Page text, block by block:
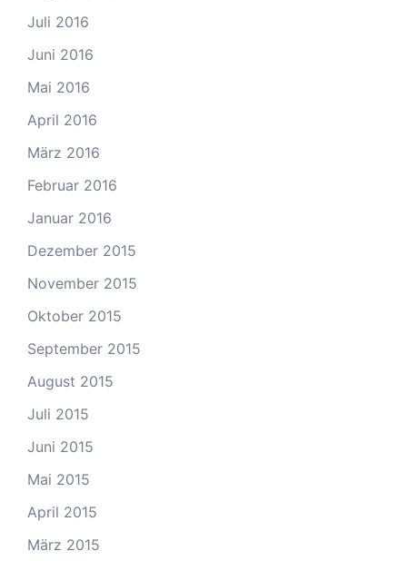
Juli 2016
Juni 2016
Mai 2016
April 2016
März 2016
Februar 2016
Januar 2016
Dezember 2015
November 2015
Oktober 2015
September 2015
August 2015
Juli 2015
Juni 2015
Mai 2015
April 2015
März 2015